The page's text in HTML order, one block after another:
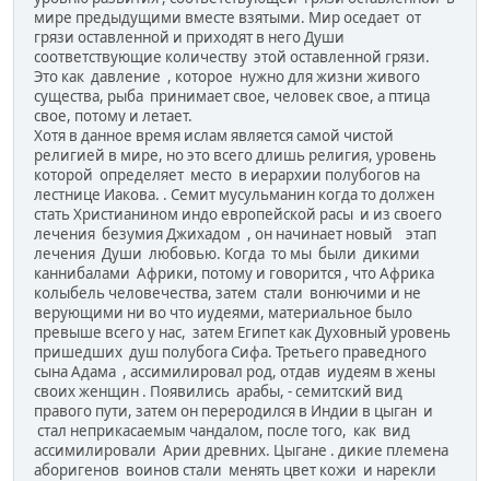
мире предыдущими вместе взятыми. Мир оседает от
грязи оставленной и приходят в него Души
соответствующие количеству этой оставленной грязи.
Это как давление , которое нужно для жизни живого
существа, рыба принимает свое, человек свое, а птица
свое, потому и летает.
Хотя в данное время ислам является самой чистой
религией в мире, но это всего длишь религия, уровень
которой определяет место в иерархии полубогов на
лестнице Иакова. . Семит мусульманин когда то должен
стать Христианином индо европейской расы и из своего
лечения безумия Джихадом , он начинает новый этап
лечения Души любовью. Когда то мы были дикими
каннибалами Африки, потому и говорится , что Африка
колыбель человечества, затем стали вонючими и не
верующими ни во что иудеями, материальное было
превыше всего у нас, затем Египет как Духовный уровень
пришедших душ полубога Сифа. Третьего праведного
сына Адама , ассимилировал род, отдав иудеям в жены
своих женщин . Появились арабы, - семитский вид
правого пути, затем он переродился в Индии в цыган и
стал неприкасаемым чандалом, после того, как вид
ассимилировали Арии древних. Цыгане . дикие племена
аборигенов воинов стали менять цвет кожи и нарекли